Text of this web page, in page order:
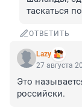
таскаться
ОТВЕТИТЬ
Lazy
27 августа
Это
российски.